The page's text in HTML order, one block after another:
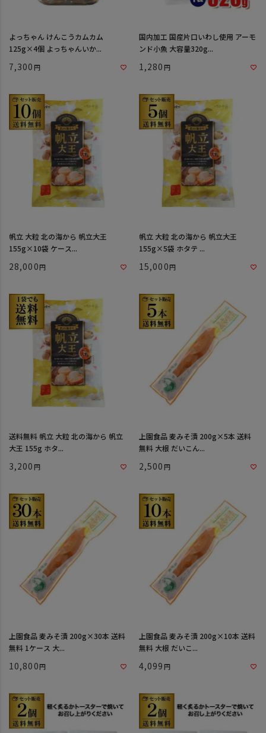
よっちゃん けんこうカムカム
125g×4個 よっちゃんいか...
7,300
国内加工 国産片口いわし使用 アーモ
ンド小魚 大容量320g...
1,280
帆立 大粒 北の海から 帆立大王
155g×10袋 ケース...
28,000
帆立 大粒 北の海から 帆立大王
155g×5袋 ホタテ ...
15,000
送料無料 帆立 大粒 北の海から 帆立
大王 155g ホタ...
3,200
上園食品 麦みそ漬 200g×5本 送料
無料 大根 だいこん...
2,500
上園食品 麦みそ漬 200g×30本 送料
無料 1ケース 大...
10,800
上園食品 麦みそ漬 200g×10本 送料
無料 大根 だいこ...
4,099